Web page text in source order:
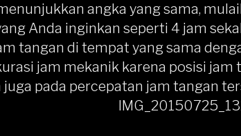
angka yang sama,
Anda inginkan seperti 4 jam
tangan di tempat yang sama
jam mekanik karena posisi
pada percepatan jam tangan